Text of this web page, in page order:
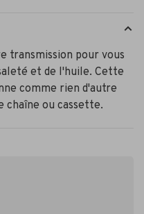
transmission pour vous
et de l'huile. Cette
comme rien d'autre
ou cassette.